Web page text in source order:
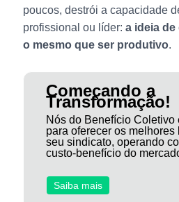
poucos, destrói a capacidade
profissional ou líder: a ideia
o mesmo que ser produtivo.
Começando a
Transformação!
Nós do Benefício Coletivo
para oferecer os
seu sindicato, operando
custo-benefício do
Saiba mais